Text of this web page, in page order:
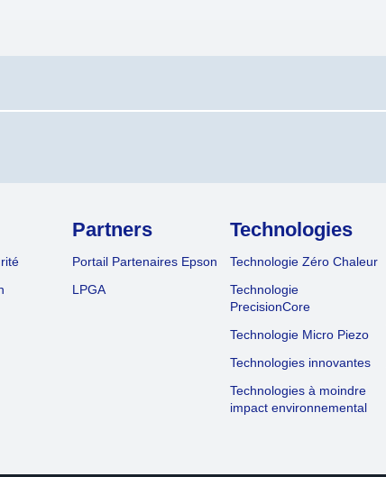
Partners
Portail Partenaires Epson
LPGA
Technologies
Technologie Zéro Chaleur
Technologie
PrecisionCore
Technologie Micro Piezo
Technologies innovantes
Technologies à moindre
impact environnemental